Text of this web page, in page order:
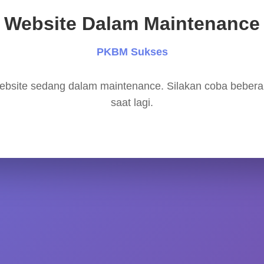
Website Dalam Maintenance
PKBM Sukses
sedang dalam maintenance. Silakan coba
saat lagi.